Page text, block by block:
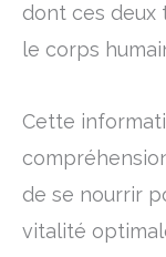
dont ces deux
le corps
Cette
de se nourrir
vitalité